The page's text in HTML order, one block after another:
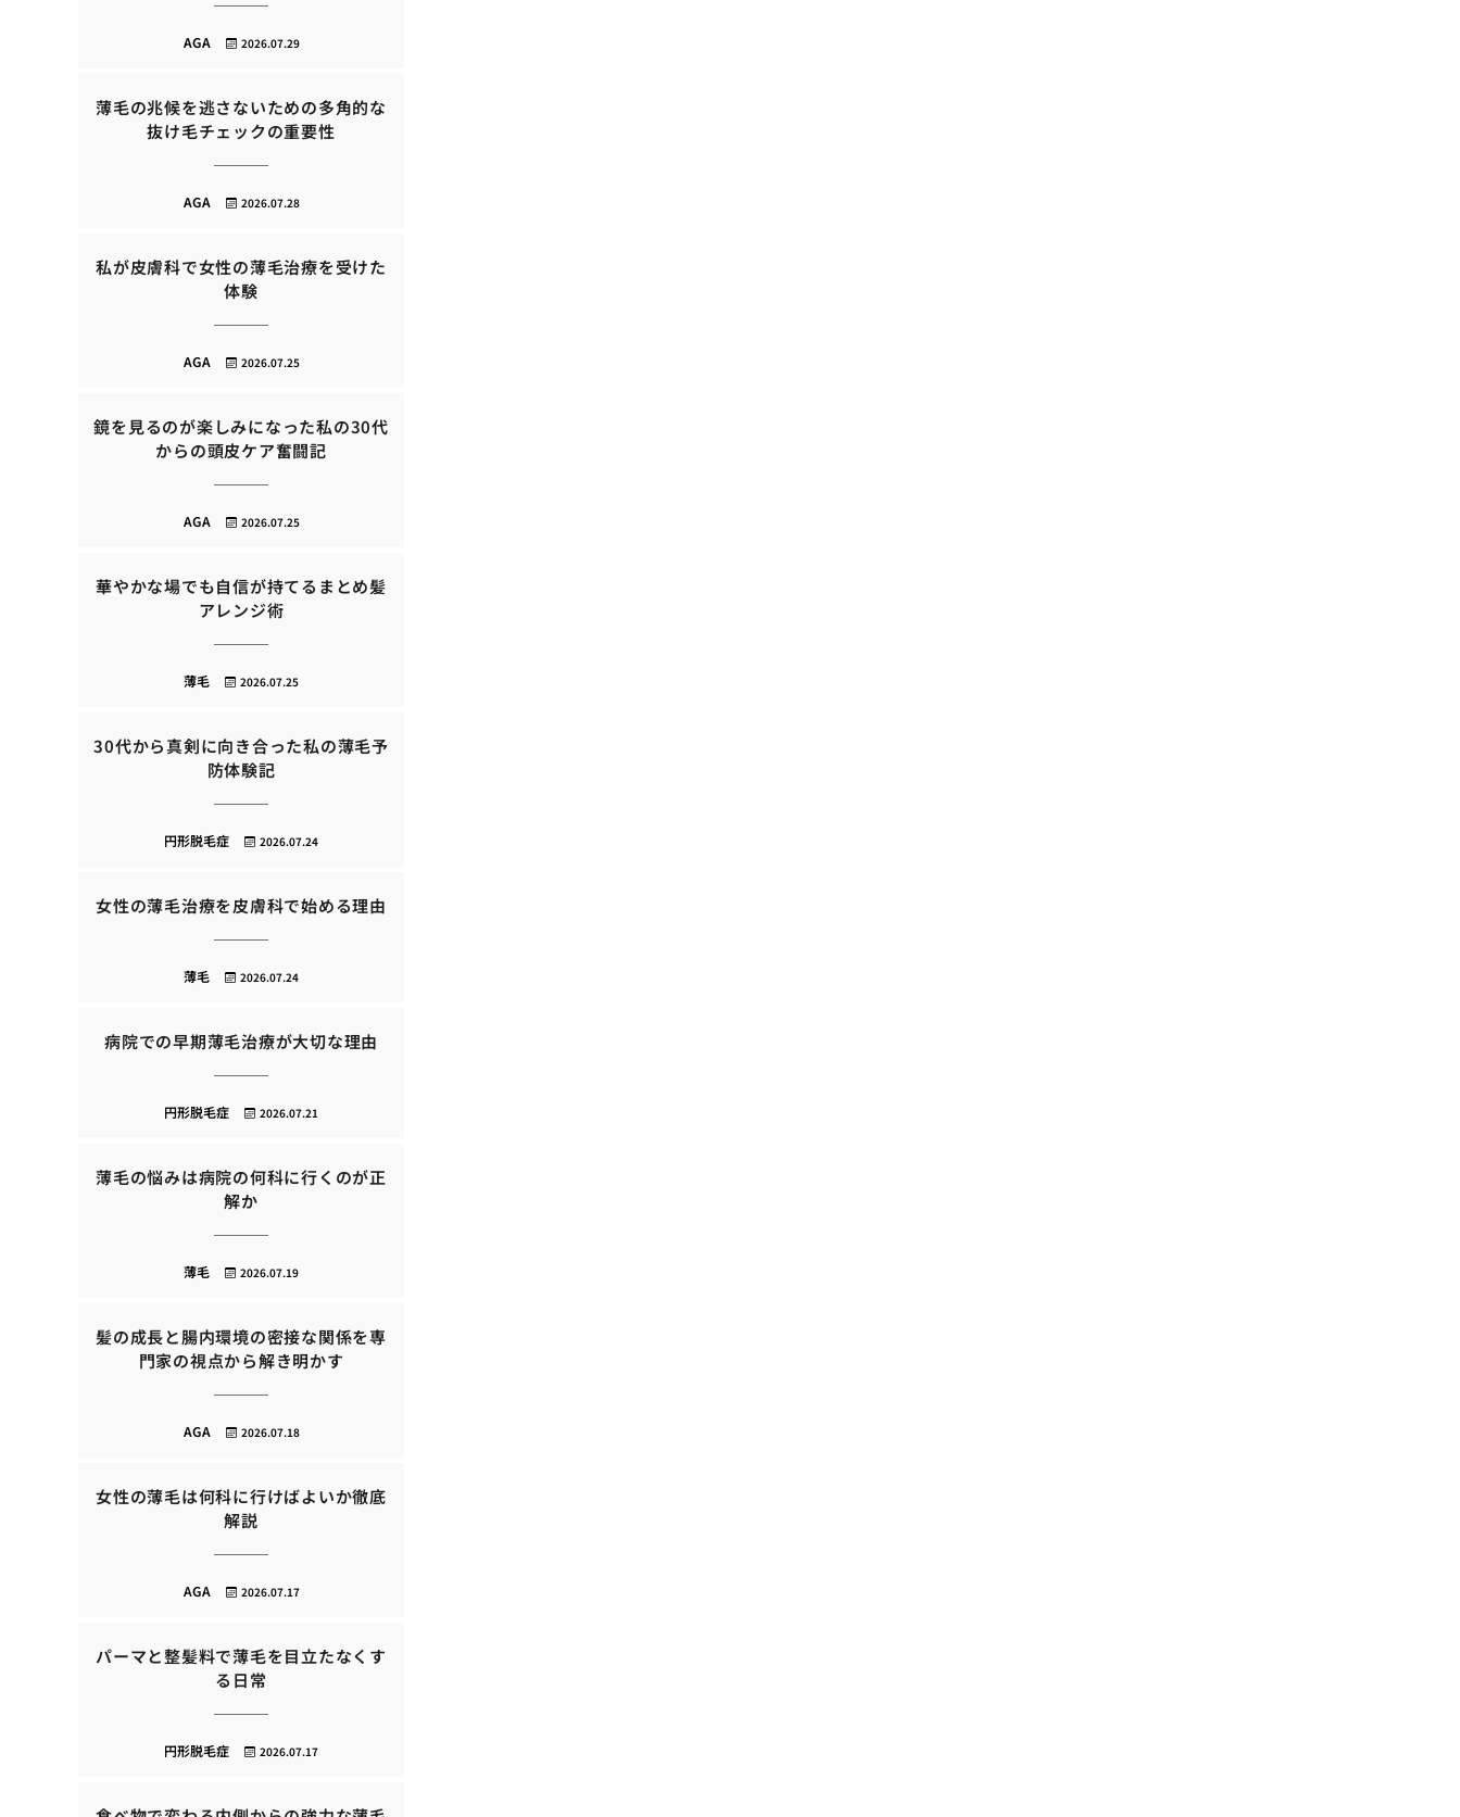
2026.07.29
AGA
薄毛の兆候を逃さないための多角的な
抜け毛チェックの重要性
2026.07.28
AGA
私が皮膚科で女性の薄毛治療を受けた
体験
2026.07.25
AGA
鏡を見るのが楽しみになった私の30代
からの頭皮ケア奮闘記
2026.07.25
AGA
華やかな場でも自信が持てるまとめ髪
アレンジ術
2026.07.25
薄毛
30代から真剣に向き合った私の薄毛予
防体験記
2026.07.24
円形脱毛症
女性の薄毛治療を皮膚科で始める理由
2026.07.24
薄毛
病院での早期薄毛治療が大切な理由
2026.07.21
円形脱毛症
薄毛の悩みは病院の何科に行くのが正
解か
2026.07.19
薄毛
髪の成長と腸内環境の密接な関係を専
門家の視点から解き明かす
2026.07.18
AGA
女性の薄毛は何科に行けばよいか徹底
解説
2026.07.17
AGA
パーマと整髪料で薄毛を目立たなくす
る日常
2026.07.17
円形脱毛症